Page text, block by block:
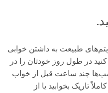
طبیعت به داشتن خوابی
در طول روز خودتان را در
چند ساعت قبل از خواب
تاریک بخوابید یا از